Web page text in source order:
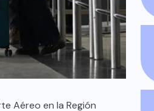
Aéreo en la Región